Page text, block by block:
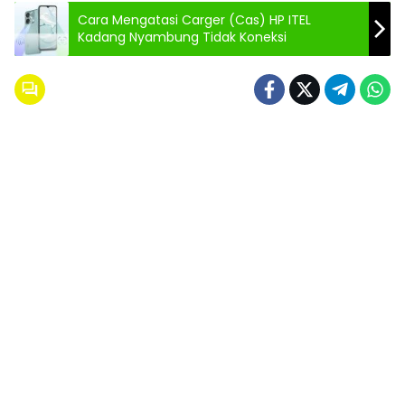
Cara Mengatasi Carger (Cas) HP ITEL
Kadang Nyambung Tidak Koneksi